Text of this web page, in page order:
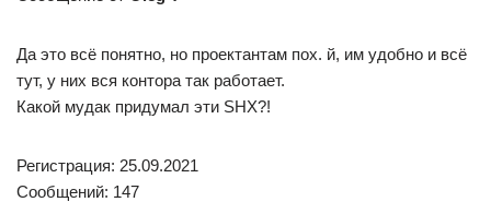
Да это всё понятно, но проектантам пох. й, им удобно и всё
тут, у них вся контора так работает.
Какой мудак придумал эти SHX?!
Регистрация: 25.09.2021
Сообщений: 147